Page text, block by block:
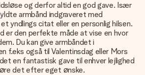
og derfor altid en god gave. Især
armbånd indgraveret med
yndlings citat eller en personlig hilsen.
er den perfekte måde at vise en hvor
Du kan give armbåndet i
f.eks også til Valentinsdag eller Mors
en fantastisk gave til enhver lejlighed
det efter eget ønske.